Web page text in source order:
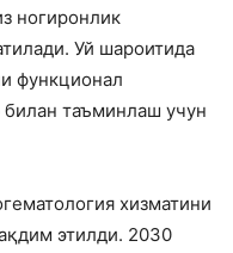
ногиронлик
Уй шароитида
функционал
билан таъминлаш учун
хизматини
этилди. 2030